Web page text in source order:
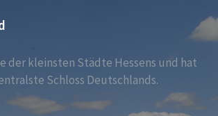
der kleinsten Städte Hessens und hat
Schloss Deutschlands.